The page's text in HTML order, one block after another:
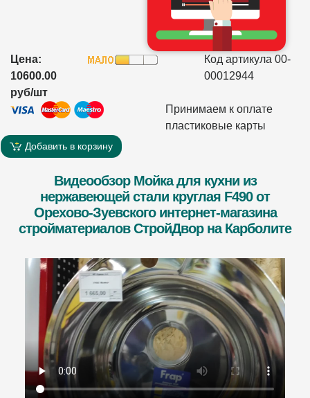
Цена:
10600.00
руб/шт
Код артикула 00-
00012944
Принимаем к оплате
пластиковые карты
Добавить в корзину
Видеообзор Мойка для кухни из
нержавеющей стали круглая F490 от
Орехово-Зуевского интернет-магазина
стройматериалов СтройДвор на Карболите